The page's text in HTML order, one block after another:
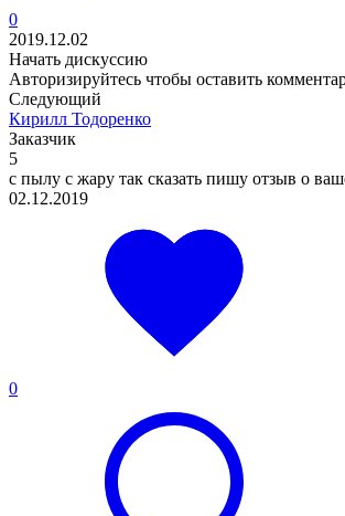
0
2019.12.02
Начать дискуссию
Авторизируйтесь чтобы оставить
Следующий
Кирилл Тодоренко
Заказчик
5
с пылу с жару так сказать пишу отзыв о
02.12.2019
0